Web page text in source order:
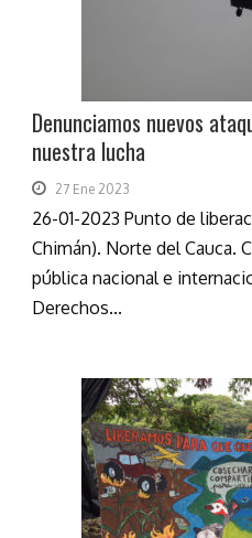
Denunciamos nuevos
nuestra lucha
27 Ene 2023
26-01-2023 Punto de
Chimán). Norte del Cauca.
pública nacional e
Derechos...